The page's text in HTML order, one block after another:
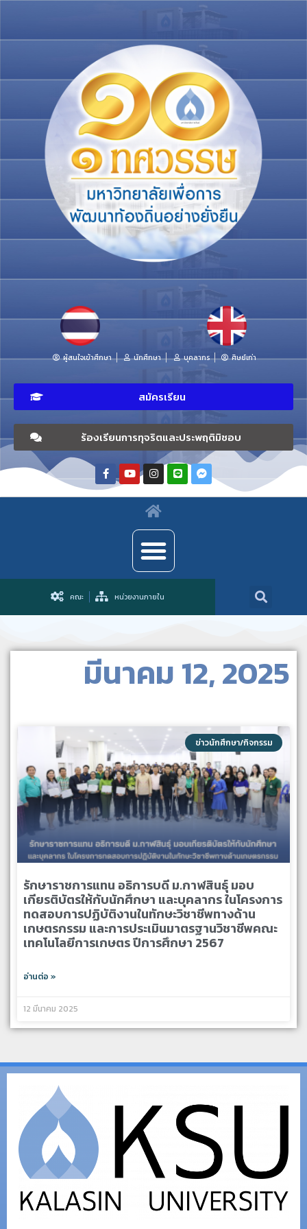
ผู้สนใจเข้าศึกษา นักศึกษา บุคลากร ศิษย์เก่า
สมัครเรียน
ร้องเรียนการทุจริตและประพฤติมิชอบ
คณะ หน่วยงานภายใน
มีนาคม 12, 2025
ข่าวนักศึกษา/กิจกรรม
รักษาราชการแทน อธิการบดี ม.กาฬสินธุ์ มอบ
เกียรติบัตรให้กับนักศึกษา และบุคลากร ในโครงการ
ทดสอบการปฏิบัติงานในทักษะวิชาชีพทางด้าน
เกษตรกรรม และการประเมินมาตรฐานวิชาชีพคณะ
เทคโนโลยีการเกษตร ปีการศึกษา 2567
อ่านต่อ »
12 มีนาคม 2025